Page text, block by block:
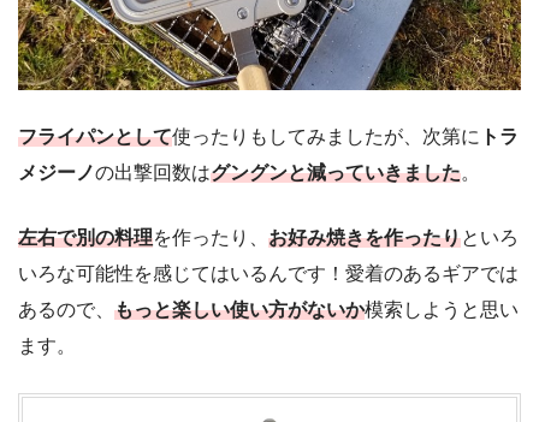
フライパンとして使ったりもしてみましたが、次第に トラ
メジーノの出撃回数はグングンと減っていきました。
左右で別の料理を作ったり、 お好み焼きを作ったりといろ
いろな可能性を感じてはいるんです！愛着のあるギアでは
あるので、 もっと楽しい使い方がないか模索しようと思い
ます。